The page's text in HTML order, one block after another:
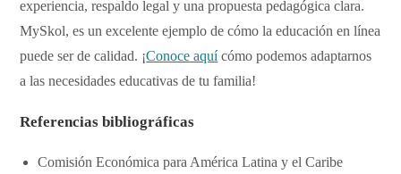
experiencia, respaldo legal y una propuesta pedagógica clara.
MySkol, es un excelente ejemplo de cómo la educación en línea
puede ser de calidad. ¡Conoce aquícómo podemos adaptarnos
a las necesidades educativas de tu familia!
Referencias bibliográficas
Comisión Económica para América Latina y el Caribe